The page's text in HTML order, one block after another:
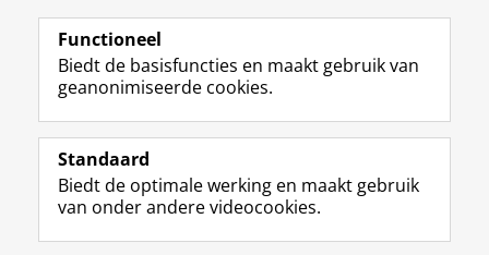
Meer informatie over deSustainable Development
Goals.
Volg de RUG
F
a
e
b
L
i
k
e
R
S
-
f
I
n
t
Y
o
T
Studiekiezers
Functioneel
Biedt de basisfuncties en maakt gebruik van
geanonimiseerde cookies.
Standaard
Biedt de optimale werking en maakt gebruik
van onder andere videocookies.